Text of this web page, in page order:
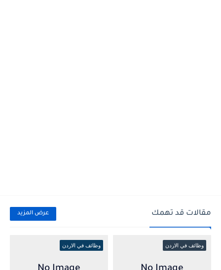
مقالات قد تهمك عرض المزيد
وظائف في الاردن وظائف في الاردن